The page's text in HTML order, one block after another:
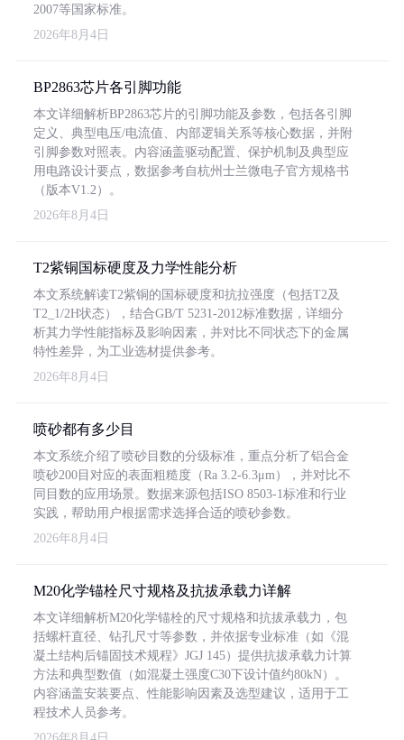
2007等国家标准。
2026年8月4日
BP2863芯片各引脚功能
本文详细解析BP2863芯片的引脚功能及参数，包括各引脚
定义、典型电压/电流值、内部逻辑关系等核心数据，并附
引脚参数对照表。内容涵盖驱动配置、保护机制及典型应
用电路设计要点，数据参考自杭州士兰微电子官方规格书
（版本V1.2）。
2026年8月4日
T2紫铜国标硬度及力学性能分析
本文系统解读T2紫铜的国标硬度和抗拉强度（包括T2及
T2_1/2H状态），结合GB/T 5231-2012标准数据，详细分
析其力学性能指标及影响因素，并对比不同状态下的金属
特性差异，为工业选材提供参考。
2026年8月4日
喷砂都有多少目
本文系统介绍了喷砂目数的分级标准，重点分析了铝合金
喷砂200目对应的表面粗糙度（Ra 3.2-6.3μm），并对比不
同目数的应用场景。数据来源包括ISO 8503-1标准和行业
实践，帮助用户根据需求选择合适的喷砂参数。
2026年8月4日
M20化学锚栓尺寸规格及抗拔承载力详解
本文详细解析M20化学锚栓的尺寸规格和抗拔承载力，包
括螺杆直径、钻孔尺寸等参数，并依据专业标准（如《混
凝土结构后锚固技术规程》JGJ 145）提供抗拔承载力计算
方法和典型数值（如混凝土强度C30下设计值约80kN）。
内容涵盖安装要点、性能影响因素及选型建议，适用于工
程技术人员参考。